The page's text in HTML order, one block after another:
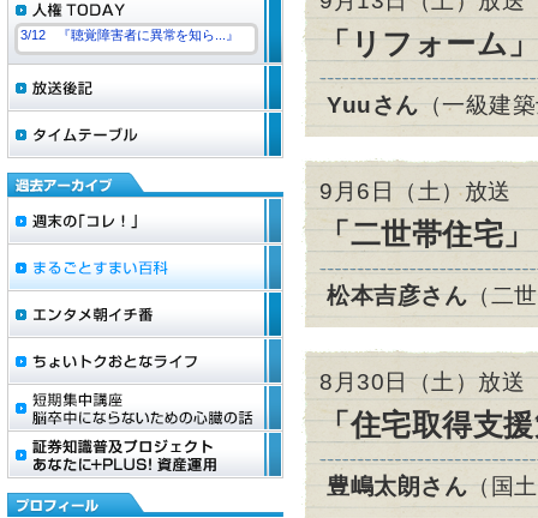
3/12 『聴覚障害者に異常を知ら...』 「リフォーム」
Yuuさん（一級建
9月6日（土）放送
「二世帯住宅」
松本吉彦さん（二
8月30日（土）放送
「住宅取得支
豊嶋太朗さん（国